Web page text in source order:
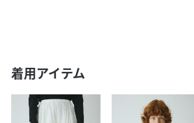
着用アイテム